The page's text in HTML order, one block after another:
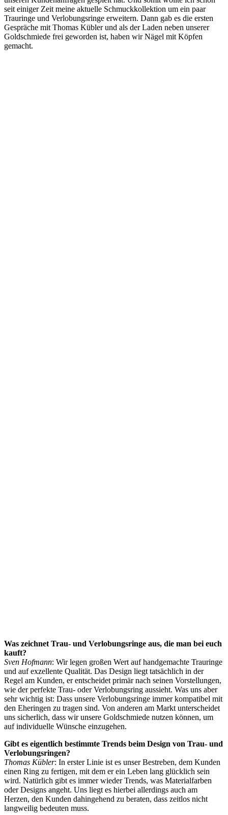
seit einiger Zeit meine aktuelle Schmuckkollektion um ein paar
Trauringe und Verlobungsringe erweitern. Dann gab es die ersten
Gespräche mit Thomas Kübler und als der Laden neben unserer
Goldschmiede frei geworden ist, haben wir Nägel mit Köpfen
gemacht.
Was zeichnet Trau- und Verlobungsringe aus, die man bei euch
kauft?
Sven Hofmann: Wir legen großen Wert auf handgemachte Trauringe
und auf exzellente Qualität. Das Design liegt tatsächlich in der
Regel am Kunden, er entscheidet primär nach seinen Vorstellungen,
wie der perfekte Trau- oder Verlobungsring aussieht. Was uns aber
sehr wichtig ist: Dass unsere Verlobungsringe immer kompatibel mit
den Eheringen zu tragen sind. Von anderen am Markt unterscheidet
uns sicherlich, dass wir unsere Goldschmiede nutzen können, um
auf individuelle Wünsche einzugehen.
Gibt es eigentlich bestimmte Trends beim Design von Trau- und
Verlobungsringen?
Thomas Kübler: In erster Linie ist es unser Bestreben, dem Kunden
einen Ring zu fertigen, mit dem er ein Leben lang glücklich sein
wird. Natürlich gibt es immer wieder Trends, was Materialfarben
oder Designs angeht. Uns liegt es hierbei allerdings auch am
Herzen, den Kunden dahingehend zu beraten, dass zeitlos nicht
langweilig bedeuten muss.